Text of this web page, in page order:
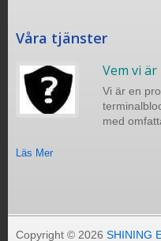
Våra tjänster
Vem vi är
Vi är en
med
Läs Mer
Copyright © 2026 SHINING